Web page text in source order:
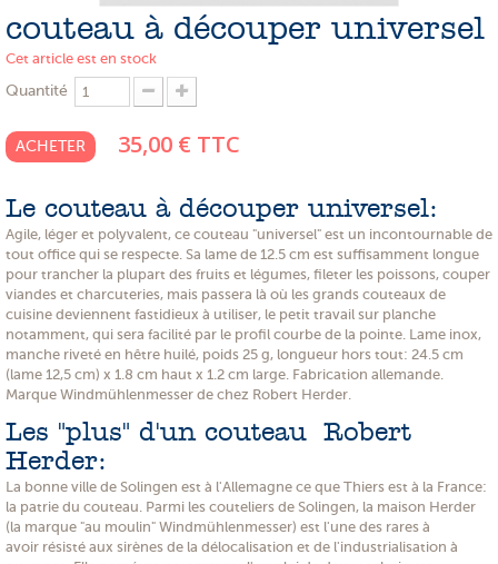
NOUVEAUTÉS
PROMOTIONS
NOS MATIERES
NOS ARTISANS
SLOW E-SHOP
A PROPOS
LE SHOWROOM
couteau à découper universel
Cet article est en stock
Quantité
ACHETER 35,00 € TTC
Le couteau à découper universel:
Agile, léger et polyvalent, ce couteau "universel" est un incontournable de
tout office qui se respecte. Sa lame de 12.5 cm est suffisamment longue
pour trancher la plupart des fruits et légumes, fileter les poissons, couper
viandes et charcuteries, mais passera là où les grands couteaux de
cuisine deviennent fastidieux à utiliser, le petit travail sur planche
notamment, qui sera facilité par le profil courbe de la pointe. Lame inox,
manche riveté en hêtre huilé, poids 25 g, longueur hors tout: 24.5 cm
(lame 12,5 cm) x 1.8 cm haut x 1.2 cm large. Fabrication allemande.
Marque Windmühlenmesser de chez Robert Herder.
Les "plus" d'un couteau Robert
Herder:
La bonne ville de Solingen est à l'Allemagne ce que Thiers est à la France:
la patrie du couteau. Parmi les couteliers de Solingen, la maison Herder
(la marque "au moulin" Windmühlenmesser) est l'une des rares à
avoir résisté aux sirènes de la délocalisation et de l'industrialisation à